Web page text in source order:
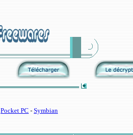
Pocket PC - Symbian